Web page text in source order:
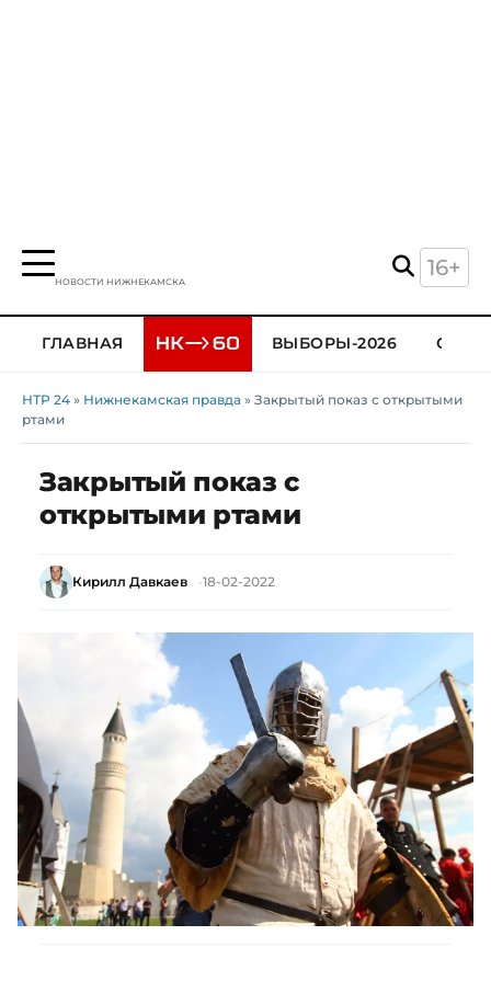
НОВОСТИ НИЖНЕКАМСКА
16+
ГЛАВНАЯ ВЫБОРЫ-2026
НТР 24 » Нижнекамская правда » Закрытый показ с открытыми
ртами
Закрытый показ с
открытыми ртами
Кирилл Давкаев 18-02-2022